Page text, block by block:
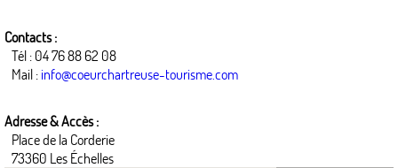
Contacts :
Tél : 04 76 88 62 08
Mail :info@coeurchartreuse-tourisme.com
Adresse & Accès :
Place de la Corderie
73360 Les Échelles